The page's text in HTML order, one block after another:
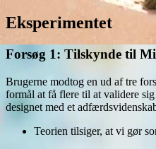
Eksperimentet
Forsøg 1: Tilskynde til
Brugerne modtog en ud af tre
formål at få flere til at validere
designet med et
Teorien tilsiger, at vi gør